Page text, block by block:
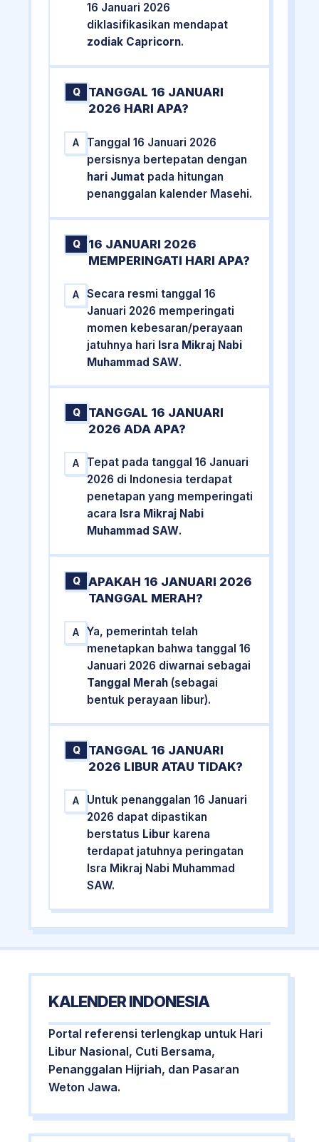
16 Januari 2026
diklasifikasikan mendapat
zodiak Capricorn.
Q
TANGGAL 16 JANUARI
2026 HARI APA?
A
Tanggal 16 Januari 2026
persisnya bertepatan dengan
hari Jumat pada hitungan
penanggalan kalender Masehi.
Q
16 JANUARI 2026
MEMPERINGATI HARI APA?
A
Secara resmi tanggal 16
Januari 2026 memperingati
momen kebesaran/perayaan
jatuhnya hari Isra Mikraj Nabi
Muhammad SAW.
Q
TANGGAL 16 JANUARI
2026 ADA APA?
A
Tepat pada tanggal 16 Januari
2026 di Indonesia terdapat
penetapan yang memperingati
acara Isra Mikraj Nabi
Muhammad SAW.
Q
APAKAH 16 JANUARI 2026
TANGGAL MERAH?
A
Ya, pemerintah telah
menetapkan bahwa tanggal 16
Januari 2026 diwarnai sebagai
Tanggal Merah (sebagai
bentuk perayaan libur).
Q
TANGGAL 16 JANUARI
2026 LIBUR ATAU TIDAK?
A
Untuk penanggalan 16 Januari
2026 dapat dipastikan
berstatus Libur karena
terdapat jatuhnya peringatan
Isra Mikraj Nabi Muhammad
SAW.
KALENDER INDONESIA
Portal referensi terlengkap untuk Hari
Libur Nasional, Cuti Bersama,
Penanggalan Hijriah, dan Pasaran
Weton Jawa.